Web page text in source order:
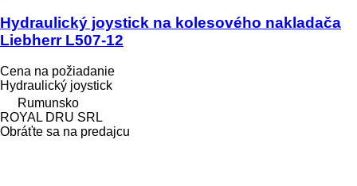
Hydraulický joystick na kolesového nakladača
Liebherr L507-12
Cena na požiadanie
Hydraulický joystick
Rumunsko
ROYAL DRU SRL
Obráťte sa na predajcu